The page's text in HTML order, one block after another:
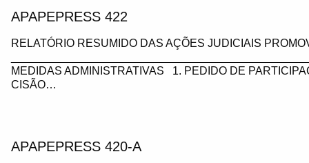
APAPEPRESS 422
RELATÓRIO RESUMIDO DAS AÇÕES JUDICIAIS
MEDIDAS ADMINISTRATIVAS 1. PEDIDO DE
CISÃO…
APAPEPRESS 420-A